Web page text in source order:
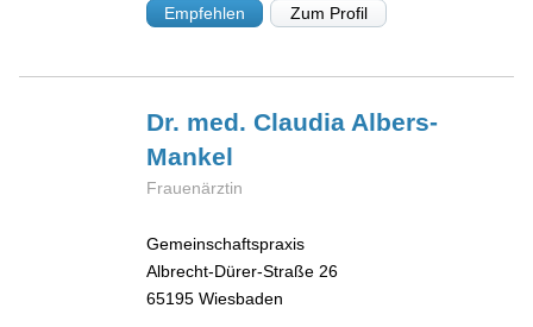
Empfehlen Zum Profil
Dr. med. Claudia Albers-
Mankel
Frauenärztin
Gemeinschaftspraxis
Albrecht-Dürer-Straße 26
65195 Wiesbaden